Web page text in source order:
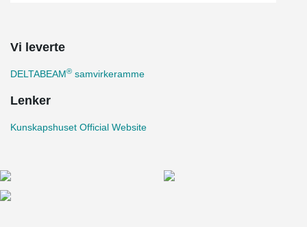
Vi leverte
DELTABEAM® samvirkeramme
Lenker
Kunskapshuset Official Website